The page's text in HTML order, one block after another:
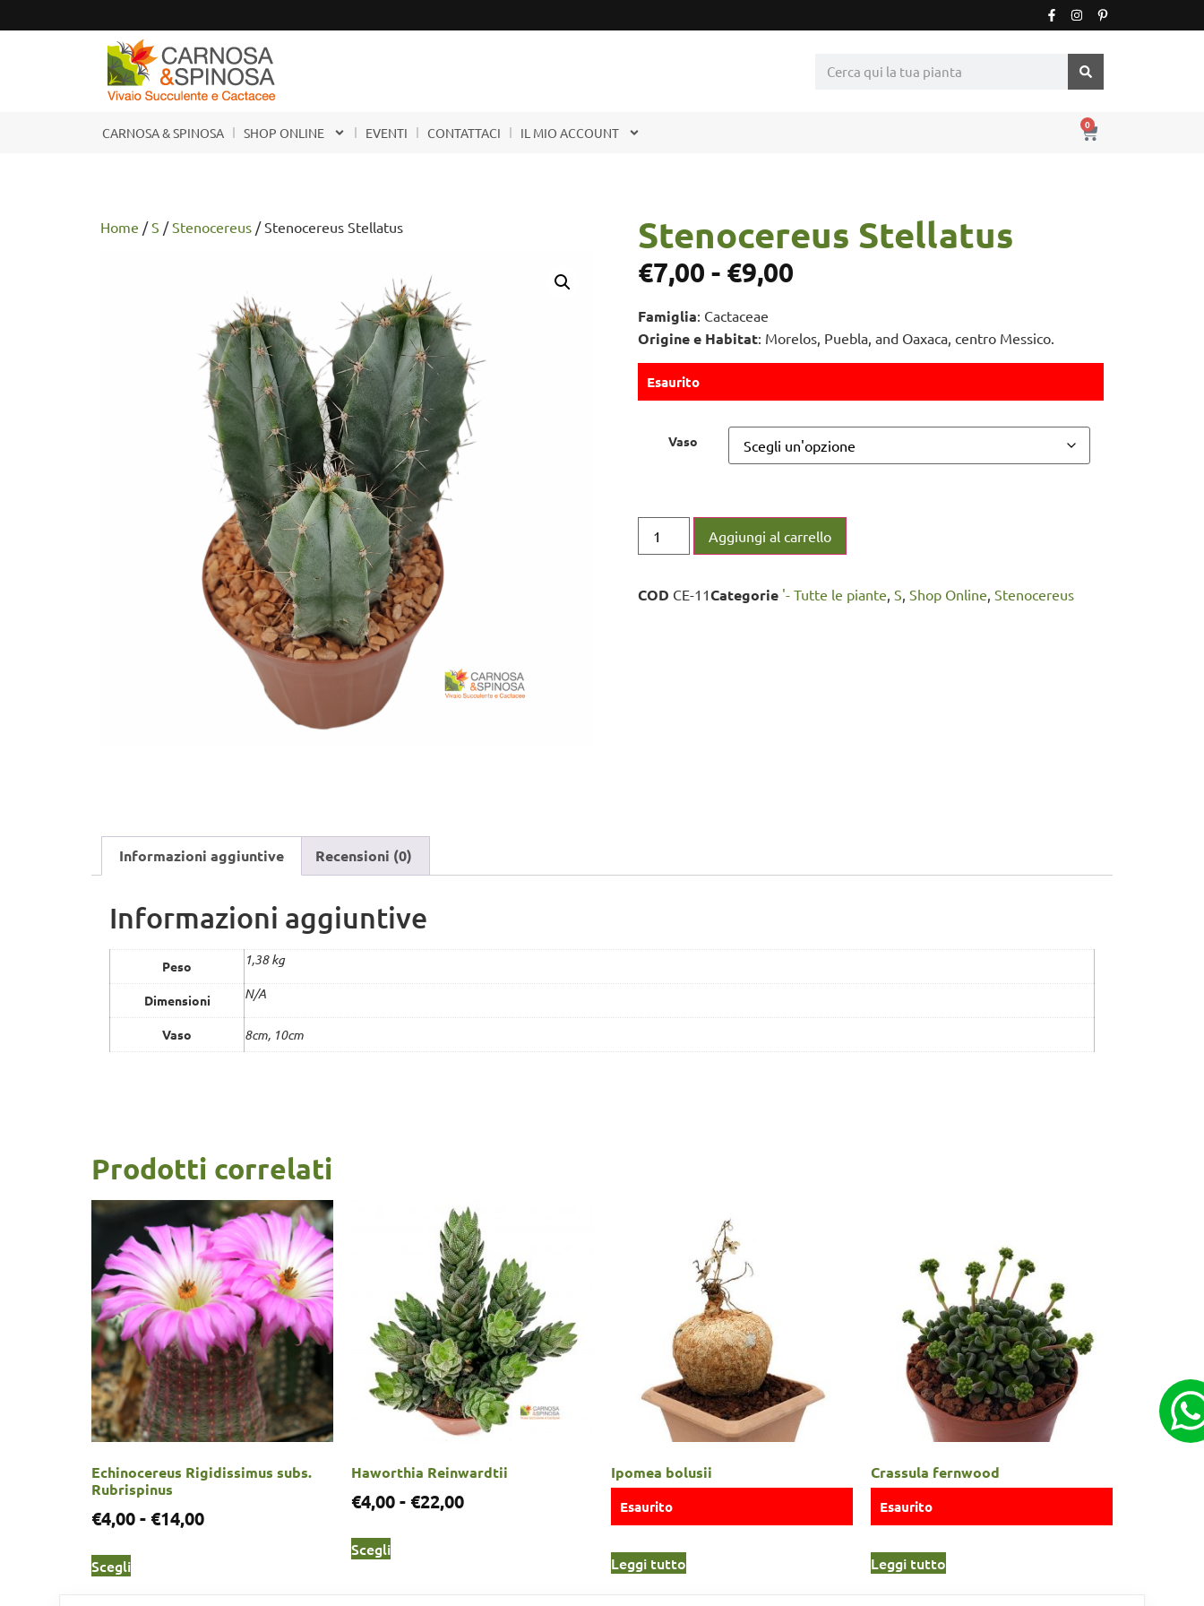
CARNOSA & SPINOSA SHOP ONLINE EVENTI CONTATTACI IL MIO ACCOUNT
0
Home /S /Stenocereus / Stenocereus Stellatus Stenocereus Stellatus
€7,00 - €9,00
Famiglia: Cactaceae
Origine e Habitat: Morelos, Puebla, and Oaxaca, centro Messico.
Esaurito
Vaso
Aggiungi al carrello
COD CE-11Categorie '- Tutte le piante S Shop Online Stenocereus
Informazioni aggiuntive Recensioni (0)
Informazioni aggiuntive
Peso 1,38 kg
Dimensioni N/A
Vaso 8cm, 10cm
Prodotti correlati
Echinocereus Rigidissimus subs.
Rubrispinus
€4,00- €14,00
Scegli
Haworthia Reinwardtii
€4,00- €22,00
Scegli
Ipomea bolusii
Esaurito
Leggi tutto
Crassula fernwood
Esaurito
Leggi tutto